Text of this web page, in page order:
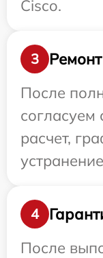
Cisco.
3
После
согласуем
расчет,
4
После